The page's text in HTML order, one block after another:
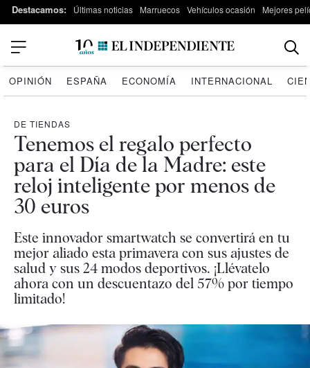
Destacamos: Últimas noticias Marruecos Vehículos ocasión Mejores
OPINIÓN ESPAÑA ECONOMÍA INTERNACIONAL
DE TIENDAS
Tenemos el regalo perfecto
para el Día de la Madre: este
reloj inteligente por menos de
30 euros
Este innovador smartwatch se convertirá en tu
mejor aliado esta primavera con sus ajustes de
salud y sus 24 modos deportivos. ¡Llévatelo
ahora con un descuentazo del 57% por tiempo
limitado!